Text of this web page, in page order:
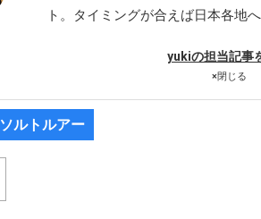
ト。タイミングが合えば日本各地
yukiの担当記事
×閉じる
ソルトルアー